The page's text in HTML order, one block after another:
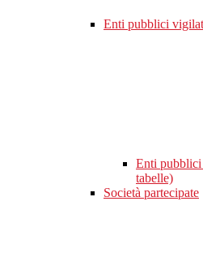
Enti pubblici
Enti
tabelle)
Società partecipate